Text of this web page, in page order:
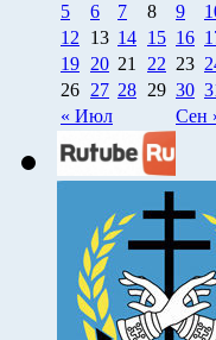
« Июл Сен
5
6 7 8 9
12
13 14 15 16
19 20 21 22 23
26 27 28 29 30